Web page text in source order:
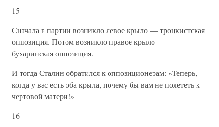
15
Сначала в партии возникло левое крыло — троцкистская
оппозиция. Потом возникло правое крыло —
бухаринская оппозиция.
И тогда Сталин обратился к оппозиционерам: «Теперь,
когда у вас есть оба крыла, почему бы вам не полететь к
чертовой матери!»
16